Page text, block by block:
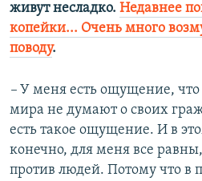
живут несладко. Недавнее
копейки... Очень много
поводу.
– У меня есть ощущение, что
мира не думают о своих
есть такое ощущение. И в
конечно, для меня все
против людей. Потому что в